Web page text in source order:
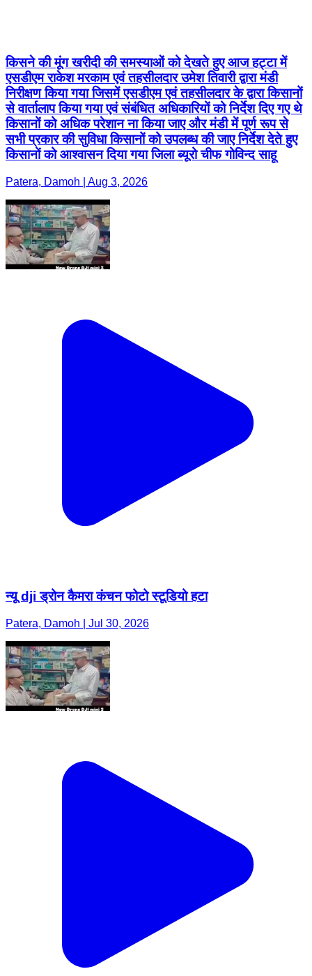
किसने की मूंग खरीदी की समस्याओं को देखते हुए आज हट्टा में
एसडीएम राकेश मरकाम एवं तहसीलदार उमेश तिवारी द्वारा मंडी
निरीक्षण किया गया जिसमें एसडीएम एवं तहसीलदार के द्वारा किसानों
से वार्तालाप किया गया एवं संबंधित अधिकारियों को निर्देश दिए गए थे
किसानों को अधिक परेशान ना किया जाए और मंडी में पूर्ण रूप से
सभी प्रकार की सुविधा किसानों को उपलब्ध की जाए निर्देश देते हुए
किसानों को आश्वासन दिया गया जिला ब्यूरो चीफ गोविन्द साहू
Patera, Damoh | Aug 3, 2026
न्यू dji ड्रोन कैमरा कंचन फोटो स्टूडियो हटा
Patera, Damoh | Jul 30, 2026